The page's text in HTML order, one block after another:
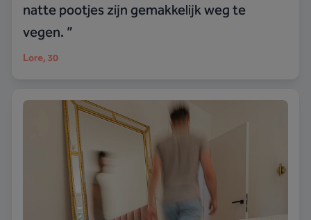
natte pootjes zijn gemakkelijk weg te
vegen. ”
Lore, 30